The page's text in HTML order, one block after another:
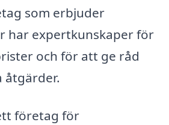
som erbjuder
har expertkunskaper för
och för att ge råd
åtgärder.
företag för